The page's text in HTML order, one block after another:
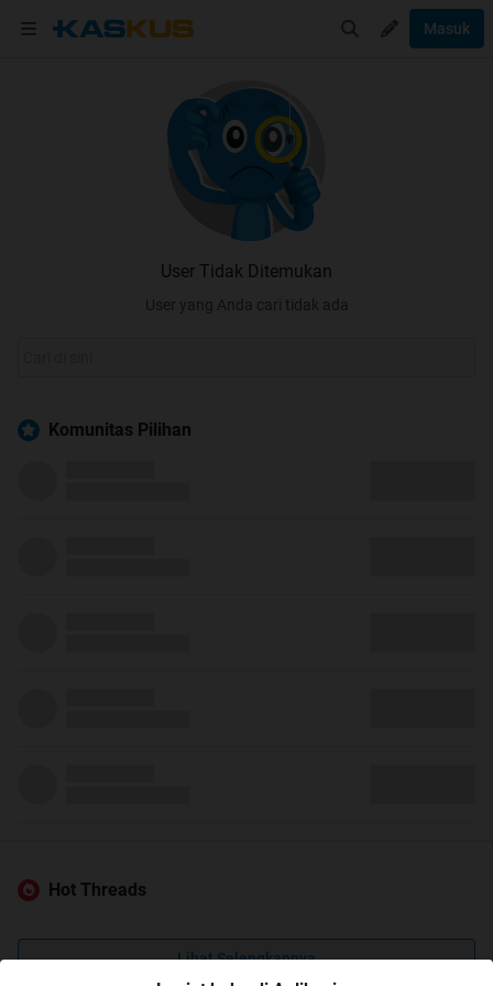
Masuk
User Tidak Ditemukan
User yang Anda cari tidak ada
Komunitas Pilihan
Hot Threads
Lihat Selengkapnya